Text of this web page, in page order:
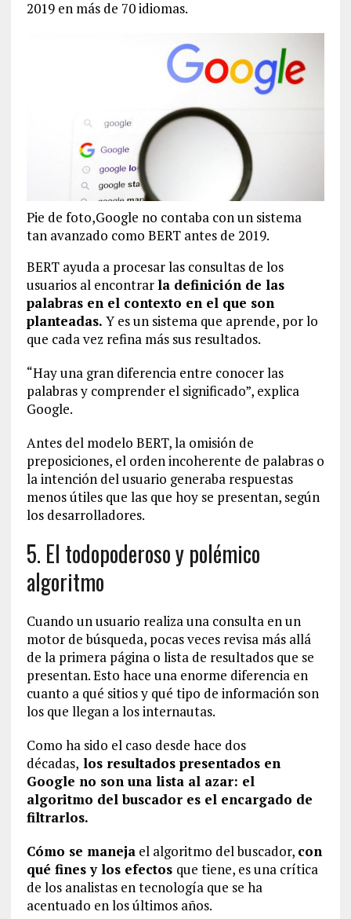
2019 en más de 70 idiomas.
Pie de foto,Google no contaba con un sistema
tan avanzado como BERT antes de 2019.
BERT ayuda a procesar las consultas de los
usuarios al encontrarla definición de las
palabras en el contexto en el que son
planteadas. Y es un sistema que aprende, por lo
que cada vez refina más sus resultados.
“Hay una gran diferencia entre conocer las
palabras y comprender el significado”, explica
Google.
Antes del modelo BERT, la omisión de
preposiciones, el orden incoherente de palabras o
la intención del usuario generaba respuestas
menos útiles que las que hoy se presentan, según
los desarrolladores.
5. El todopoderoso y polémico
algoritmo
Cuando un usuario realiza una consulta en un
motor de búsqueda, pocas veces revisa más allá
de la primera página o lista de resultados que se
presentan. Esto hace una enorme diferencia en
cuanto a qué sitios y qué tipo de información son
los que llegan a los internautas.
Como ha sido el caso desde hace dos
décadas, los resultados presentados en
Google no son una lista al azar: el
algoritmo del buscador es el encargado de
filtrarlos.
Cómo se manejael algoritmo del buscador, con
qué fines y los efectos que tiene, es una crítica
de los analistas en tecnología que se ha
acentuado en los últimos años.